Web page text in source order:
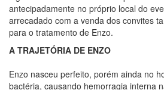
antecipadamente no próprio local do
arrecadado com a venda dos convites
para o tratamento de Enzo.
A TRAJETÓRIA DE ENZO
Enzo nasceu perfeito, porém ainda no
bactéria, causando hemorragia interna